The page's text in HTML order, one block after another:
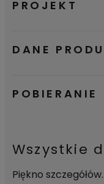
PROJEKT
DANE
POBIERANIE
Wszystkie
Piękno